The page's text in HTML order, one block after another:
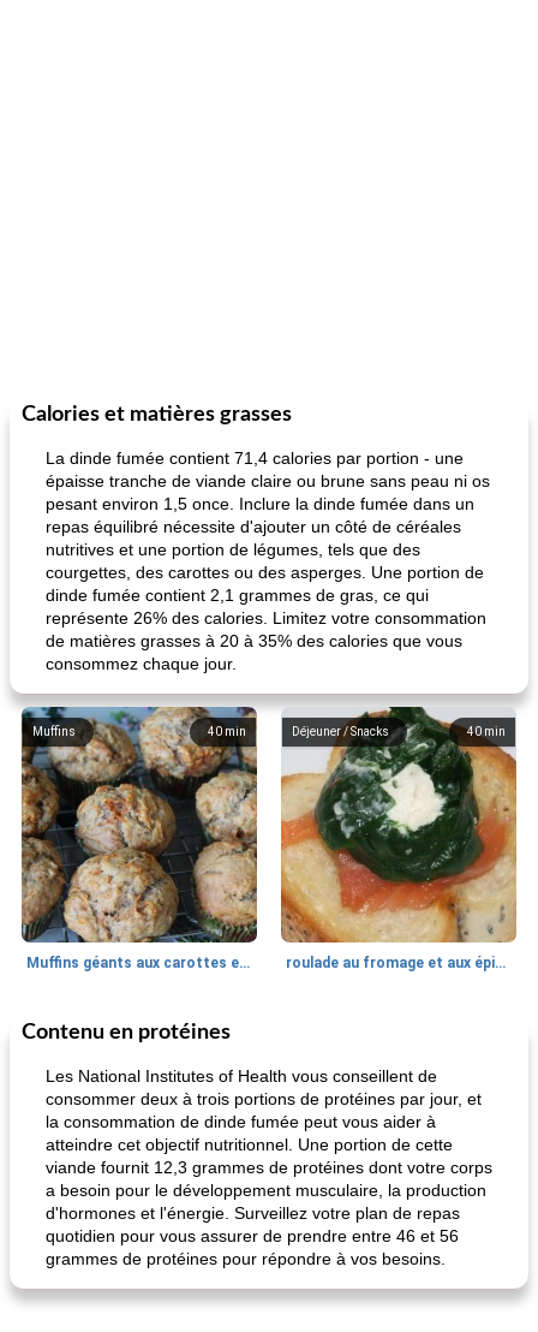
Calories et matières grasses
La dinde fumée contient 71,4 calories par portion - une
épaisse tranche de viande claire ou brune sans peau ni os
pesant environ 1,5 once. Inclure la dinde fumée dans un
repas équilibré nécessite d'ajouter un côté de céréales
nutritives et une portion de légumes, tels que des
courgettes, des carottes ou des asperges. Une portion de
dinde fumée contient 2,1 grammes de gras, ce qui
représente 26% des calories. Limitez votre consommation
de matières grasses à 20 à 35% des calories que vous
consommez chaque jour.
40 min
Muffins
Muffins géants aux carottes et à la banane de Nif
40 min
Déjeuner / Snacks
roulade au fromage et aux épinards
30min
Marques de confiance: recettes et
fiesta tostadas le méga's jopp joes
Contenu en protéines
Les National Institutes of Health vous conseillent de
consommer deux à trois portions de protéines par jour, et
la consommation de dinde fumée peut vous aider à
atteindre cet objectif nutritionnel. Une portion de cette
viande fournit 12,3 grammes de protéines dont votre corps
a besoin pour le développement musculaire, la production
d'hormones et l'énergie. Surveillez votre plan de repas
quotidien pour vous assurer de prendre entre 46 et 56
grammes de protéines pour répondre à vos besoins.